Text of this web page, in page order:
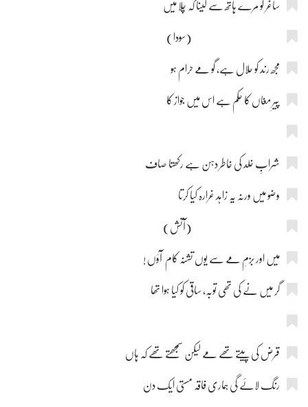
ساغر کو مرے ہاتھ سے لینا کہ چلا میں
(سودا)
مجھ رند کو حلال ہے، گو مے حرام ہو
پیرِ مغاں کا حکم ہے اس میں جواز کا
شرابِ خلد کی خاطر دہن ہے رکھتا صاف
وضو میں ورنہ یہ زاہد غرارہ کیا کرتا
(آتش)
میں اور بزمِ مے سے یوں تشنہ کام آؤں !
گر میں نے کی تھی توبہ، ساقی کو کیا ہوا تھا
قرض کی پیتے تھے مے لیکن سمجھتے تھے کہ ہاں
رنگ لائے گی ہماری فاقہ مستی ایک دن